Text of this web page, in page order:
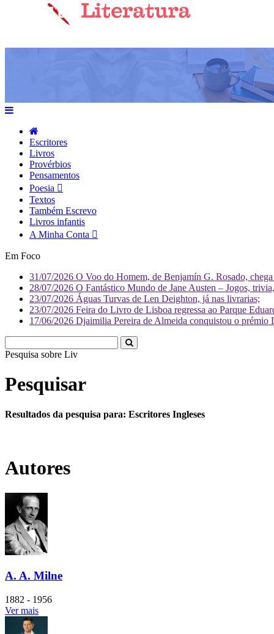
Escritores
Livros
Provérbios
Pensamentos
Poesia
Textos
Também Escrevo
Livros infantis
A Minha Conta
Em Foco
31/07/2026 O Voo do Homem, de Benjamín G. Rosado,
28/07/2026 O Fantástico Mundo de Jane Austen – Jogos,
23/07/2026 Águas Turvas de Len Deighton, já nas livrarias;
23/07/2026 Feira do Livro de Lisboa regressa ao Parque
17/06/2026 Djaimilia Pereira de Almeida conquistou o
Pesquisa sobre Literatura
Pesquisar
Resultados da pesquisa para: Escritores Ingleses
Autores
A. A. Milne
1882 - 1956
Ver mais